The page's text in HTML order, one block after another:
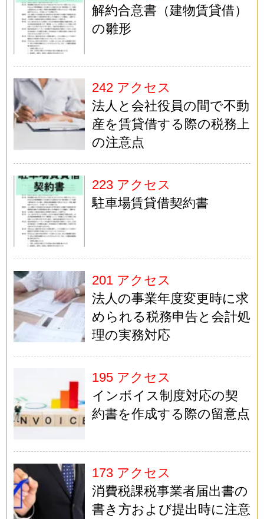
解約合意書（建物賃貸借）
の雛形
242 アクセス
法人と会社役員の間で不動
産を賃貸借する際の税務上
の注意点
223 アクセス
駐車場賃貸借契約書
201 アクセス
法人の事業年度変更時に求
められる税務申告と会計処
理の実務対応
195 アクセス
インボイス制度対応の契
約書を作成する際の留意点
173 アクセス
消費税課税事業者届出書の
書き方および提出時に注意